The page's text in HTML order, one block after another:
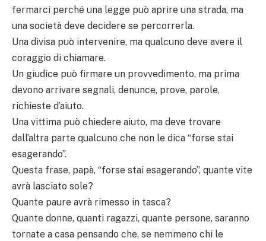
fermarci perché una legge può aprire una strada, ma
una società deve decidere se percorrerla.
Una divisa può intervenire, ma qualcuno deve avere il
coraggio di chiamare.
Un giudice può firmare un provvedimento, ma prima
devono arrivare segnali, denunce, prove, parole,
richieste d’aiuto.
Una vittima può chiedere aiuto, ma deve trovare
dall’altra parte qualcuno che non le dica “forse stai
esagerando”.
Questa frase, papà, “forse stai esagerando”, quante vite
avrà lasciato sole?
Quante paure avrà rimesso in tasca?
Quante donne, quanti ragazzi, quante persone, saranno
tornate a casa pensando che, se nemmeno chi le